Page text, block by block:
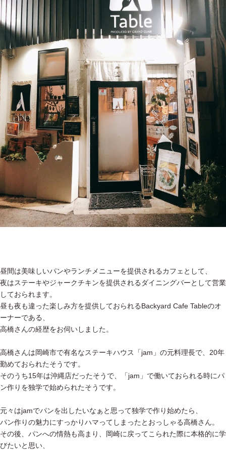
昼間は美味しいパンやランチメニューを提供されるカフェとして、
夜はステーキやジャークチキンを提供されるダイニングバーとして営業
しておられます。
昼も夜も違った楽しみ方を提供しておられるBackyard Cafe Tableのオ
ーナーである、
高橋さんの経歴をお伺いしました。
高橋さんは岡崎市で有名なステーキハウス「jam」の元料理長で、20年
勤めておられたそうです。
そのうち15年は沖縄店だったそうで、「jam」で働いておられる時にパ
ン作りを独学で始められたそうです。
元々はjamでパンを出したいなぁと思って独学で作り始めたら、
パン作りの魅力にすっかりハマってしまったとおっしゃる高橋さん。
その後、パンへの情熱も高まり、岡崎に戻ってこられた際に本格的に学
びたいと思い、